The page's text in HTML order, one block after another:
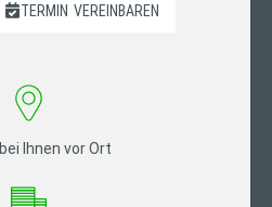
TERMIN VEREINBAREN
Ihnen vor Ort